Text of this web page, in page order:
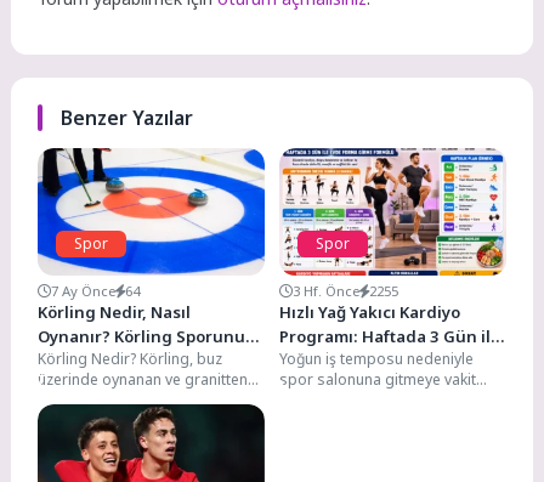
Benzer Yazılar
Spor
7 Ay Önce 64
Körling Nedir, Nasıl
Oynanır? Körling Sporunun
Tarihi, Türleri ve Özellikleri
Körling Nedir? Körling, buz
üzerinde oynanan ve granitten
yapılmış özel taşların hedef
alana en yakın...
Spor
3 Hf. Önce 2255
Hızlı Yağ Yakıcı Kardiyo
Programı: Haftada 3 Gün ile
Evde Forma Girme Formülü
Yoğun iş temposu nedeniyle
spor salonuna gitmeye vakit